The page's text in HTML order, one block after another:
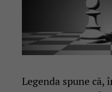
Legenda spune că,